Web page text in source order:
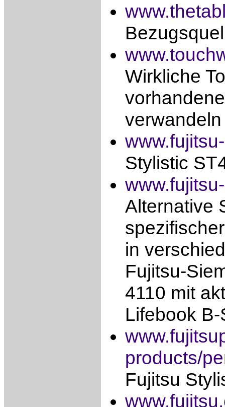
Wirkliche
verwandeln
Stylistic
Alternative
in
Fujitsu-
4110 mit
Lifebook
products/
Fujitsu